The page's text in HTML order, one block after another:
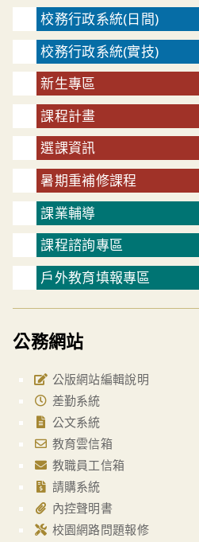
校務行政系統(日間)
校務行政系統(實技)
新生專區
課程計畫
選課資訊
暑期重補修課程
課業輔導
課程諮詢專區
戶外教育填報專區
公務網站
公版網站編輯說明
差勤系統
公文系統
教育雲信箱
教職員工信箱
請購系統
內控聲明書
校園網路問題報修